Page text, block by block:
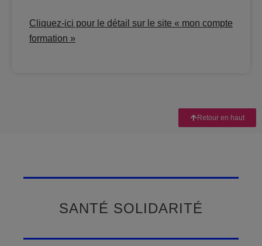
Cliquez-ici pour le détail sur le site « mon compte
formation »
Retour en haut
SANTÉ SOLIDARITÉ